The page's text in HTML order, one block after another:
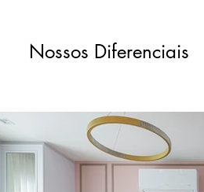
Nossos Diferenciais